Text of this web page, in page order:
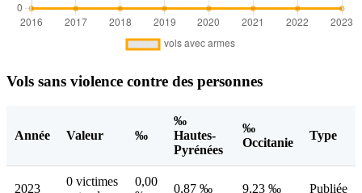
Vols sans violence contre des personnes
Année Valeur ‰
‰
Hautes-
Pyrénées
‰
Occitanie
Type
2023
0 victimes
0,00
0,87 ‰ 9,23 ‰ Publiée